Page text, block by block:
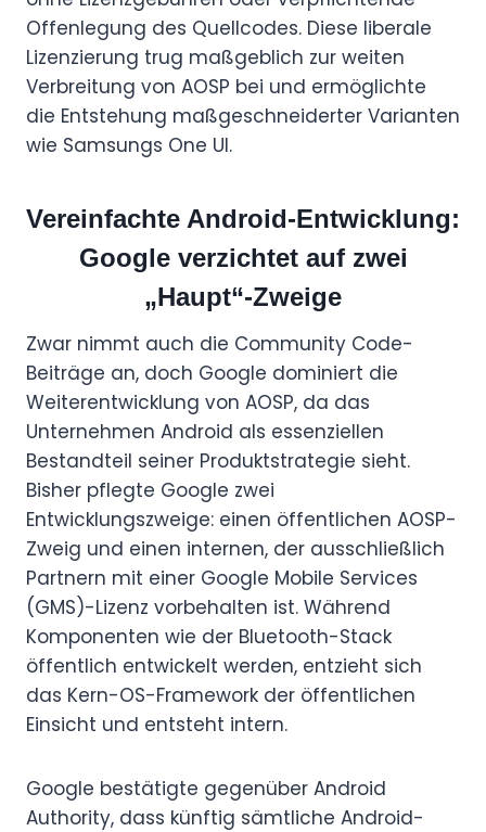
Offenlegung des Quellcodes. Diese liberale
Lizenzierung trug maßgeblich zur weiten
Verbreitung von AOSP bei und ermöglichte
die Entstehung maßgeschneiderter Varianten
wie Samsungs One UI.
Vereinfachte Android-Entwicklung:
Google verzichtet auf zwei
„Haupt“-Zweige
Zwar nimmt auch die Community Code-
Beiträge an, doch Google dominiert die
Weiterentwicklung von AOSP, da das
Unternehmen Android als essenziellen
Bestandteil seiner Produktstrategie sieht.
Bisher pflegte Google zwei
Entwicklungszweige: einen öffentlichen AOSP-
Zweig und einen internen, der ausschließlich
Partnern mit einer Google Mobile Services
(GMS)-Lizenz vorbehalten ist. Während
Komponenten wie der Bluetooth-Stack
öffentlich entwickelt werden, entzieht sich
das Kern-OS-Framework der öffentlichen
Einsicht und entsteht intern.
Google bestätigte gegenüber Android
Authority, dass künftig sämtliche Android-